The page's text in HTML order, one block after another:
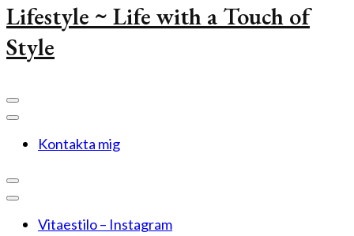
Lifestyle ~ Life with a Touch of
Style
Kontakta mig
Vitaestilo – Instagram